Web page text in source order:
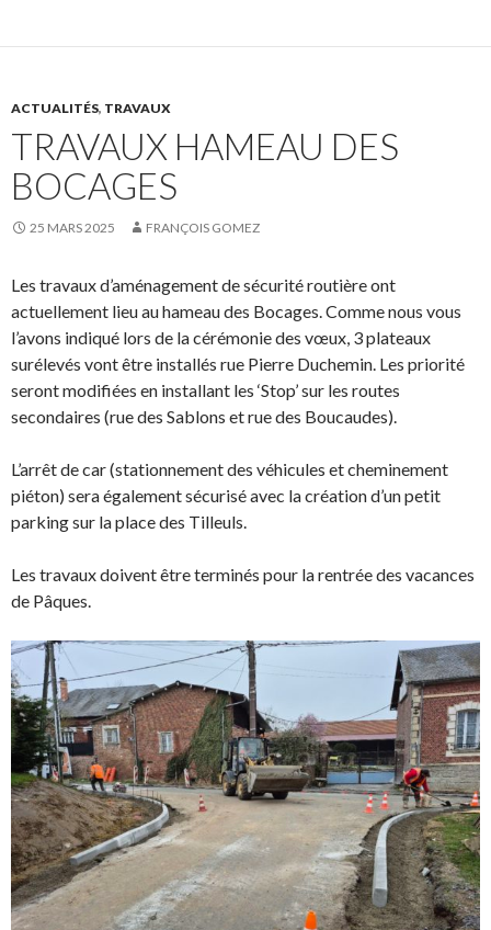
ACTUALITÉS, TRAVAUX
TRAVAUX HAMEAU DES
BOCAGES
25 MARS 2025 FRANÇOIS GOMEZ
Les travaux d’aménagement de sécurité routière ont
actuellement lieu au hameau des Bocages. Comme nous vous
l’avons indiqué lors de la cérémonie des vœux, 3 plateaux
surélevés vont être installés rue Pierre Duchemin. Les priorité
seront modifiées en installant les ‘Stop’ sur les routes
secondaires (rue des Sablons et rue des Boucaudes).
L’arrêt de car (stationnement des véhicules et cheminement
piéton) sera également sécurisé avec la création d’un petit
parking sur la place des Tilleuls.
Les travaux doivent être terminés pour la rentrée des vacances
de Pâques.